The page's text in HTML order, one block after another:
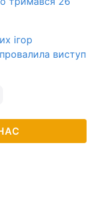
ігор
виступ